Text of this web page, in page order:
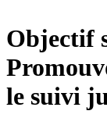
Objectif
le suivi